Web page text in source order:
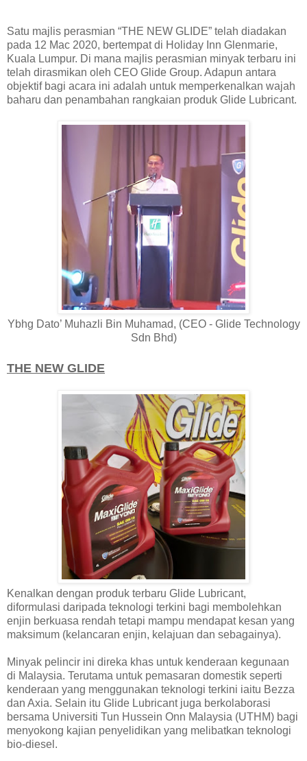
Satu majlis perasmian “THE NEW GLIDE” telah diadakan
pada 12 Mac 2020, bertempat di Holiday Inn Glenmarie,
Kuala Lumpur. Di mana majlis perasmian minyak terbaru ini
telah dirasmikan oleh CEO Glide Group. Adapun antara
objektif bagi acara ini adalah untuk memperkenalkan wajah
baharu dan penambahan rangkaian produk Glide Lubricant.
Ybhg Dato’ Muhazli Bin Muhamad, (CEO - Glide Technology
Sdn Bhd)
THE NEW GLIDE
Kenalkan dengan produk terbaru Glide Lubricant,
diformulasi daripada teknologi terkini bagi membolehkan
enjin berkuasa rendah tetapi mampu mendapat kesan yang
maksimum (kelancaran enjin, kelajuan dan sebagainya).
Minyak pelincir ini direka khas untuk kenderaan kegunaan
di Malaysia. Terutama untuk pemasaran domestik seperti
kenderaan yang menggunakan teknologi terkini iaitu Bezza
dan Axia. Selain itu Glide Lubricant juga berkolaborasi
bersama Universiti Tun Hussein Onn Malaysia (UTHM) bagi
menyokong kajian penyelidikan yang melibatkan teknologi
bio-diesel.